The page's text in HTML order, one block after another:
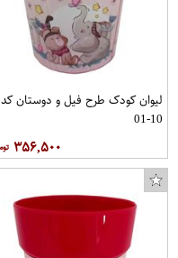
لیوان کودک طرح فیل و دوستان کد
10-01
۳۵۶,۵۰۰